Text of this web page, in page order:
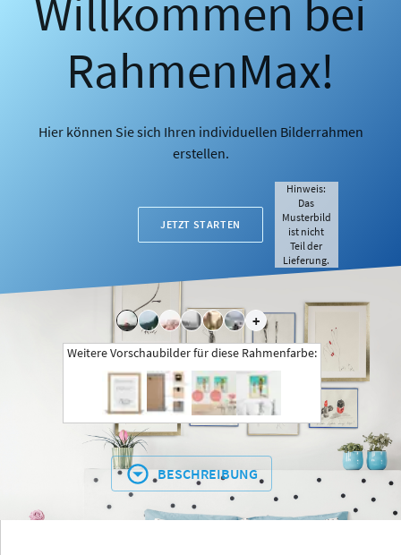
Willkommen bei
RahmenMax!
Hier können Sie sich Ihren individuellen Bilderrahmen
erstellen.
JETZT STARTEN
+
Hinweis:
Das
Musterbild
ist nicht
Teil der
Lieferung.
Weitere Vorschaubilder für diese Rahmenfarbe:
BESCHREIBUNG